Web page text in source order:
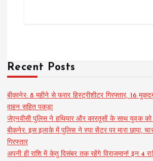
Recent Posts
बीकानेर: 8 महीने से फरार हिस्ट्रीशीटर गिरफ्तार, 16
वाहन सहित पकड़ा
जेएनवीसी पुलिस ने हथियार और कारतूसों के साथ युवक को
बीकनेर: इस इलाके में पुलिस ने स्पा सेंटर पर मारा छापा,
गिरफ्तार
अपनी ही राशि में केतु दिसंबर तक रहेंगे विराजमान! इन 4